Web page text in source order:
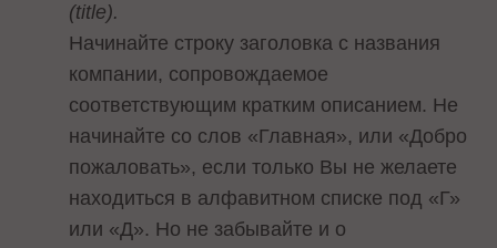
(title).
Начинайте строку заголовка с названия
компании, сопровождаемое
соответствующим кратким описанием. Не
начинайте со слов «Главная», или «Добро
пожаловать», если только Вы не желаете
находиться в алфавитном списке под «Г»
или «Д». Но не забывайте и о